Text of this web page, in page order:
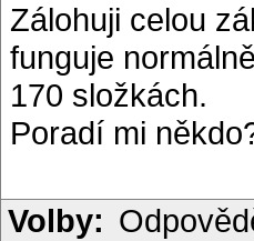
Zálohuji celou
funguje
170 složkách.
Poradí mi
Volby: